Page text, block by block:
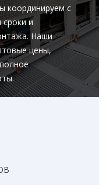
координируем с
и
Наши
цены,